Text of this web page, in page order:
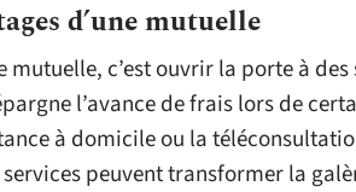
d’une mutuelle
mutuelle, c’est ouvrir la porte à
l’avance de frais lors de
à domicile ou la
peuvent transformer la